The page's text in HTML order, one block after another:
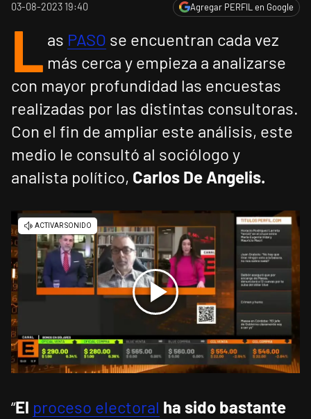
03-08-2023 19:40 Agregar PERFIL en Google
L as PASO se encuentran cada vez
más cerca y empieza a analizarse
con mayor profundidad las encuestas
realizadas por las distintas consultoras.
Con el fin de ampliar este análisis, este
medio le consultó al sociólogo y
analista político, Carlos De Angelis.
“El proceso electoral ha sido bastante